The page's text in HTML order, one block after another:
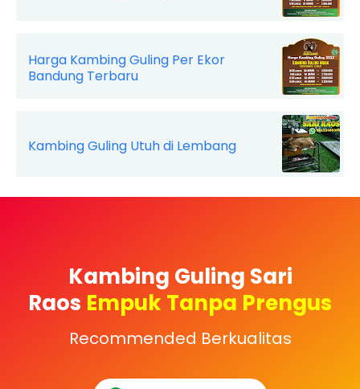
Harga Kambing Guling Per Ekor
Bandung Terbaru
Kambing Guling Utuh di Lembang
Kambing Guling Sari
Raos Empuk Tanpa Prengus
Recommended Berkualitas